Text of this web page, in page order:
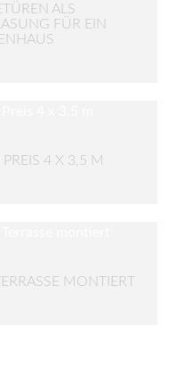
ALS
FÜR EIN
4 X 3,5 M
MONTIERT